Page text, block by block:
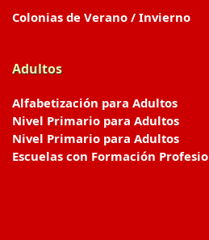
Colonias de Verano / Invierno
Adultos
Alfabetización para Adultos
Nivel Primario para Adultos
Nivel Primario para Adultos
Escuelas con Formación